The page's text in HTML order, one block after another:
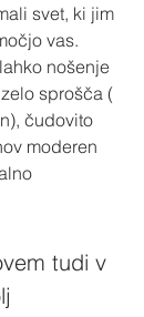
svet, ki jim
vas.
nošenje
sprošča (
čudovito
moderen
tudi v